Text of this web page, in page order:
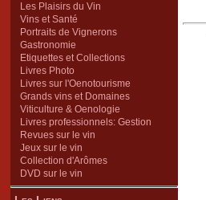
Les Plaisirs du Vin
Vins et Santé
Portraits de Vignerons
Gastronomie
Etiquettes et Collections
Livres Photo
Livres sur l'Oenotourisme
Grands vins et Domaines
Viticulture & Oenologie
Livres professionnels: Gestion
Revues sur le vin
Jeux sur le vin
Collection d'Arômes
DVD sur le vin